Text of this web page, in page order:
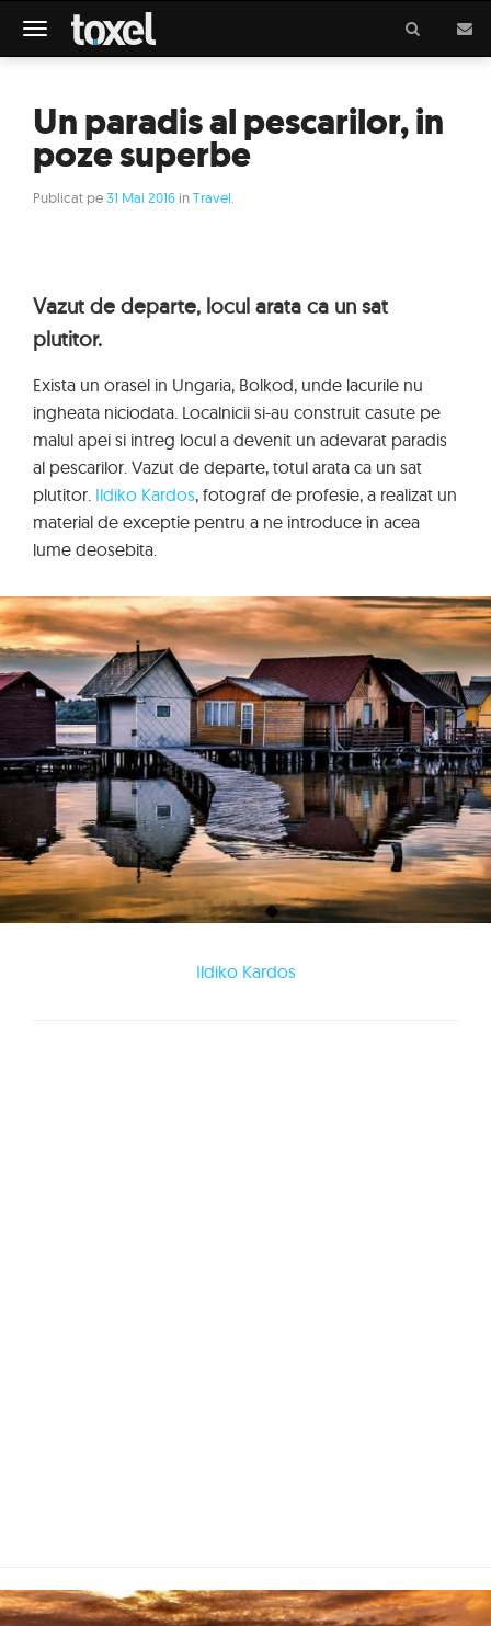
Meniu
Un paradis al pescarilor, in
poze superbe
Publicat pe31 Mai 2016 inTravel
Vazut de departe, locul arata ca un sat
plutitor.
Exista un orasel in Ungaria, Bolkod, unde lacurile nu
ingheata niciodata. Localnicii si-au construit casute pe
malul apei si intreg locul a devenit un adevarat paradis
al pescarilor. Vazut de departe, totul arata ca un sat
plutitor. Ildiko Kardos, fotograf de profesie, a realizat un
material de exceptie pentru a ne introduce in acea
lume deosebita.
Ildiko Kardos